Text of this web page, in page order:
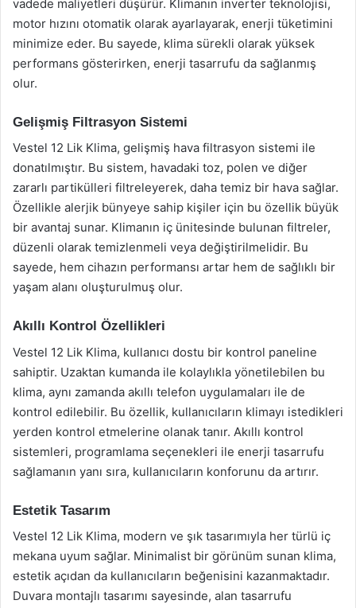
vadede maliyetleri düşürür. Klimanın inverter teknolojisi,
motor hızını otomatik olarak ayarlayarak, enerji tüketimini
minimize eder. Bu sayede, klima sürekli olarak yüksek
performans gösterirken, enerji tasarrufu da sağlanmış
olur.
Gelişmiş Filtrasyon Sistemi
Vestel 12 Lik Klima, gelişmiş hava filtrasyon sistemi ile
donatılmıştır. Bu sistem, havadaki toz, polen ve diğer
zararlı partikülleri filtreleyerek, daha temiz bir hava sağlar.
Özellikle alerjik bünyeye sahip kişiler için bu özellik büyük
bir avantaj sunar. Klimanın iç ünitesinde bulunan filtreler,
düzenli olarak temizlenmeli veya değiştirilmelidir. Bu
sayede, hem cihazın performansı artar hem de sağlıklı bir
yaşam alanı oluşturulmuş olur.
Akıllı Kontrol Özellikleri
Vestel 12 Lik Klima, kullanıcı dostu bir kontrol paneline
sahiptir. Uzaktan kumanda ile kolaylıkla yönetilebilen bu
klima, aynı zamanda akıllı telefon uygulamaları ile de
kontrol edilebilir. Bu özellik, kullanıcıların klimayı istedikleri
yerden kontrol etmelerine olanak tanır. Akıllı kontrol
sistemleri, programlama seçenekleri ile enerji tasarrufu
sağlamanın yanı sıra, kullanıcıların konforunu da artırır.
Estetik Tasarım
Vestel 12 Lik Klima, modern ve şık tasarımıyla her türlü iç
mekana uyum sağlar. Minimalist bir görünüm sunan klima,
estetik açıdan da kullanıcıların beğenisini kazanmaktadır.
Duvara montajlı tasarımı sayesinde, alan tasarrufu